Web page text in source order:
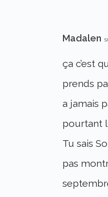
Madalen
ça c’est
prends
a jamais
pourtant
Tu sais
pas